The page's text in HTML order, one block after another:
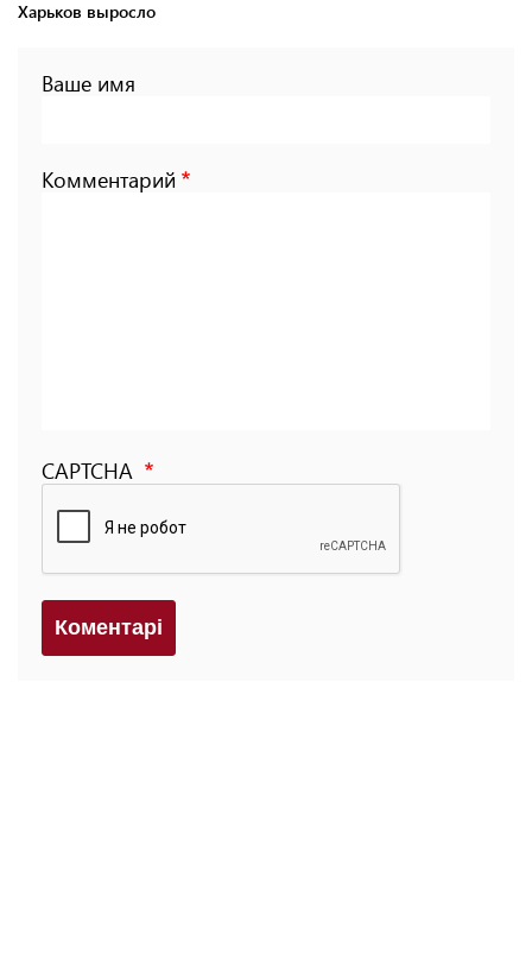
Харьков выросло
Ваше имя
Комментарий
CAPTCHA
Коментарi